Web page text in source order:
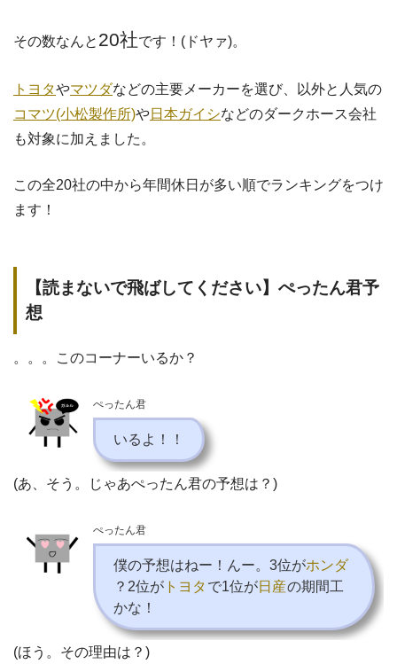
その数なんと 20社です！(ドヤァ)。
トヨタやマツダなどの主要メーカーを選び、以外と人気の
コマツ(小松製作所)や日本ガイシなどのダークホース会社
も対象に加えました。
この全20社の中から年間休日が多い順でランキングをつけ
ます！
【読まないで飛ばしてください】ぺったん君予
想
。。。このコーナーいるか？
ぺったん君
いるよ！！
(あ、そう。じゃあぺったん君の予想は？)
ぺったん君
僕の予想はねー！んー。3位がホンダ
？2位が トヨタ で1位が日産の期間工
かな！
(ほう。その理由は？)